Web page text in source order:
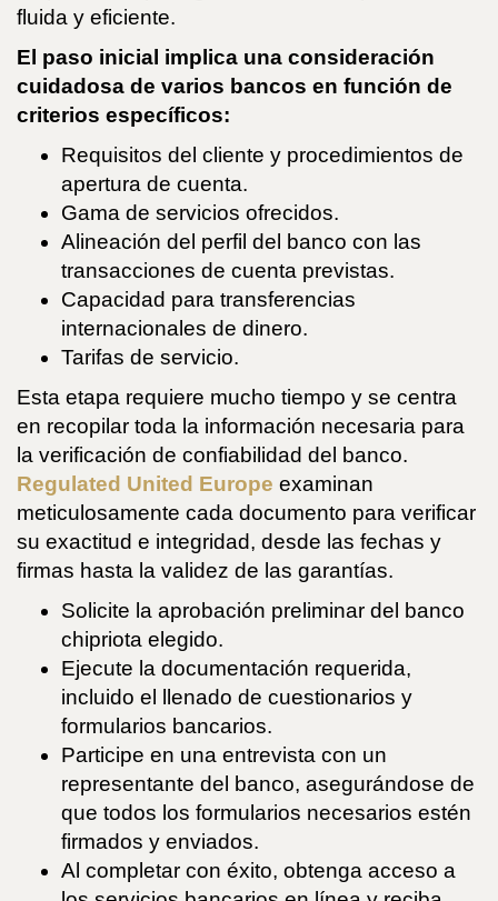
fluida y eficiente.
El paso inicial implica una consideración
cuidadosa de varios bancos en función de
criterios específicos:
Requisitos del cliente y procedimientos de
apertura de cuenta.
Gama de servicios ofrecidos.
Alineación del perfil del banco con las
transacciones de cuenta previstas.
Capacidad para transferencias
internacionales de dinero.
Tarifas de servicio.
Esta etapa requiere mucho tiempo y se centra
en recopilar toda la información necesaria para
la verificación de confiabilidad del banco.
Regulated United Europe examinan
meticulosamente cada documento para verificar
su exactitud e integridad, desde las fechas y
firmas hasta la validez de las garantías.
Solicite la aprobación preliminar del banco
chipriota elegido.
Ejecute la documentación requerida,
incluido el llenado de cuestionarios y
formularios bancarios.
Participe en una entrevista con un
representante del banco, asegurándose de
que todos los formularios necesarios estén
firmados y enviados.
Al completar con éxito, obtenga acceso a